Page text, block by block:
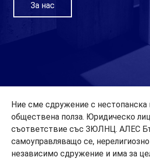
За нас
Ние сме сдружение с нестопанска
обществена полза. Юридическо
съответствие със ЗЮЛНЦ. АЛЕС
самоуправляващо се,
независимо сдружение и има за